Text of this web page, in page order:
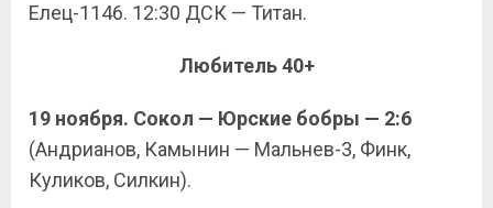
Елец-1146. 12:30 ДСК — Титан.
Любитель 40+
19 ноября. Сокол — Юрские бобры — 2:6
(Андрианов, Камынин — Мальнев-3, Финк,
Куликов, Силкин).